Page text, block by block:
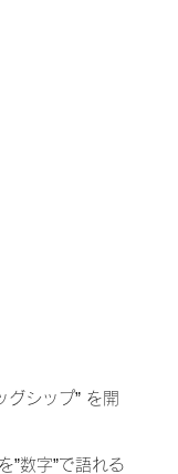
グシップ” を開
”数字”で語れる